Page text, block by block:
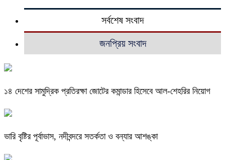
সর্বশেষ সংবাদ
জনপ্রিয় সংবাদ
১৪ দেশের সামুদ্রিক প্রতিরক্ষা জোটের কমান্ডার হিসেবে আল-শেহরির নিয়োগ
ভারি বৃষ্টির পূর্বাভাস, নদীবন্দরে সতর্কতা ও বন্যার আশঙ্কা